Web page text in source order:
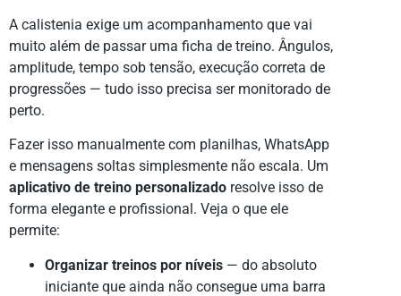
A calistenia exige um acompanhamento que vai
muito além de passar uma ficha de treino. Ângulos,
amplitude, tempo sob tensão, execução correta de
progressões — tudo isso precisa ser monitorado de
perto.
Fazer isso manualmente com planilhas, WhatsApp
e mensagens soltas simplesmente não escala. Um
aplicativo de treino personalizado resolve isso de
forma elegante e profissional. Veja o que ele
permite:
Organizar treinos por níveis — do absoluto
iniciante que ainda não consegue uma barra